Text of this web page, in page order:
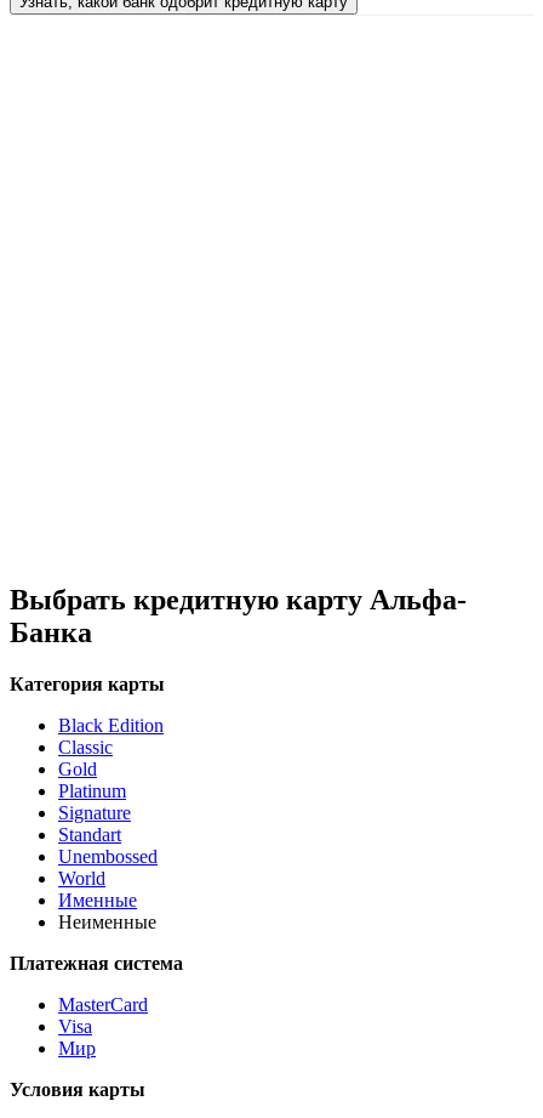
Выбрать кредитную карту Альфа-
Банка
Категория карты
Black Edition
Classic
Gold
Platinum
Signature
Standart
Unembossed
World
Именные
Неименные
Платежная система
MasterCard
Visa
Мир
Условия карты